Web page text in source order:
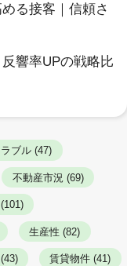
る接客｜信頼さ
響率UPの戦略比
ラブル (47)
不動産市況 (69)
生産性 (82)
賃貸物件 (41)